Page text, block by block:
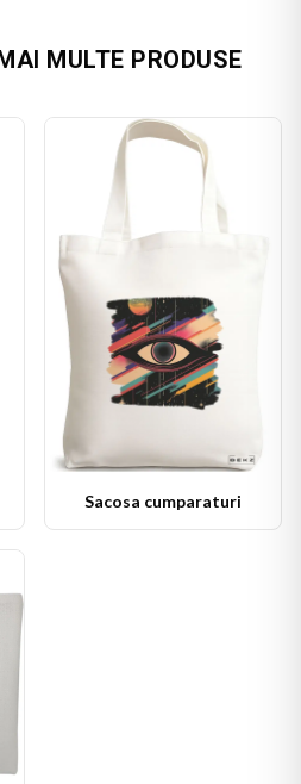
MULTE PRODUSE
Sacosa cumparaturi